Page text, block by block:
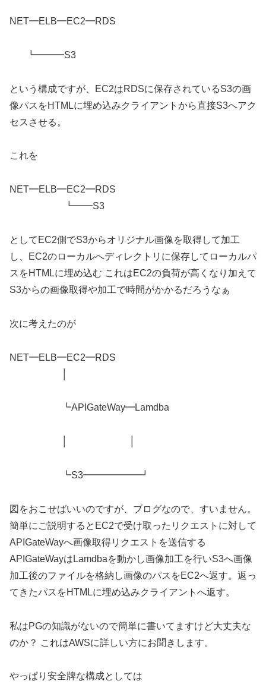
NET━ELB━EC2━RDS
┗━━━S3
という構成ですが、EC2はRDSに保存されているS3の画
像パスをHTMLに埋め込みクライアントから直接S3へアク
セスさせる。
これを
NET━ELB━EC2━RDS
┗━━S3
としてEC2側でS3からオリジナル画像を取得して加工
し、EC2のローカルへディレクトリに保存してローカルパ
スをHTMLに埋め込む これはEC2の負荷が高くなり加えて
S3からの画像取得や加工で時間がかかるだろうなぁ
次に考えたのが
NET━ELB━EC2━RDS
┗APIGateWay━Lamdba
┗S3━━━━━━┛
図をおこせばいいのですが、ブログなので、すいません。
簡単にご説明するとEC2で受け取ったリクエストに対して
APIGateWayへ画像取得リクエストを送信する
APIGateWayはLamdbaを動かし画像加工を行いS3へ画像
加工後のファイルを格納し画像のパスをEC2へ返す。返っ
てきたパスをHTMLに埋め込みクライアントへ返す。
私はPGの知識がないので簡単に書いてますけど大丈夫な
のか？ これはAWSに詳しい方にお聞きします。
やっぱり安全牌な構成としては